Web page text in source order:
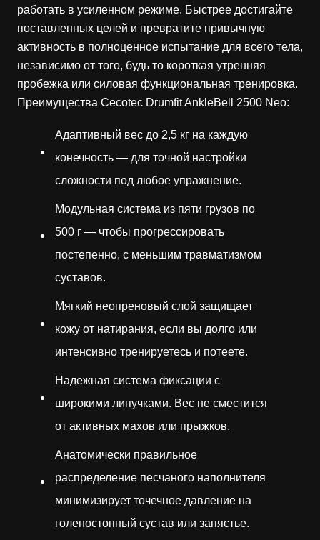
работать в усиленном режиме. Быстрее достигайте
поставленных целей и превратите привычную
активность в полноценное испытание для всего тела,
независимо от того, будь то короткая утренняя
пробежка или силовая функциональная тренировка.
Преимущества Cecotec Drumfit AnkleBell 2500 Neo:
Адаптивный вес до 2,5 кг на каждую
конечность — для точной настройки
сложности под любое упражнение.
Модульная система из пяти грузов по
500 г — чтобы прогрессировать
постепенно, с меньшим травматизмом
суставов.
Мягкий неопреновый слой защищает
кожу от натирания, если вы долго или
интенсивно тренируетесь и потеете.
Надежная система фиксации с
широкими липучками. Вес не сместится
от активных махов или прыжков.
Анатомически правильное
распределение песчаного наполнителя
минимизирует точечное давление на
голеностопный сустав или запястье.